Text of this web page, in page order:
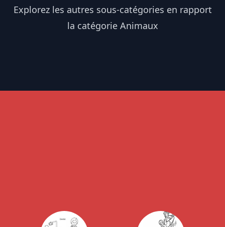
Explorez les autres sous-catégories en rapport
la catégorie Animaux